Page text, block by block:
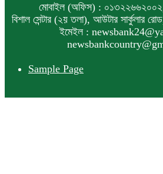
মোবাইল (অফিস) :
বিশাল সেন্টার (২য় তলা), আউটার সার্কুলার
ইমেইল :
Sample Page